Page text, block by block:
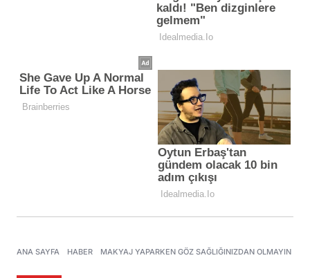
ANA SAYFA HABER MAKYAJ YAPARKEN GÖZ SAĞLIĞINIZDAN OLMAYIN